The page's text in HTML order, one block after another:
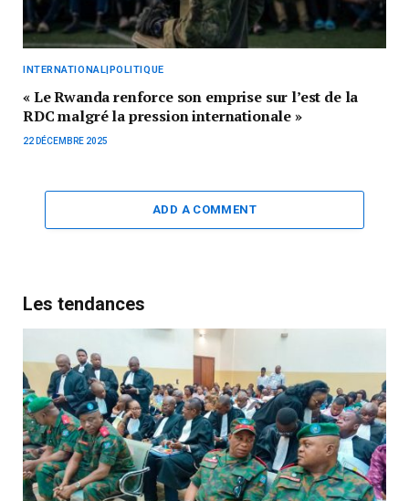
INTERNATIONAL|POLITIQUE
« Le Rwanda renforce son emprise sur l’est de la
RDC malgré la pression internationale »
22 DÉCEMBRE 2025
ADD A COMMENT
Les tendances